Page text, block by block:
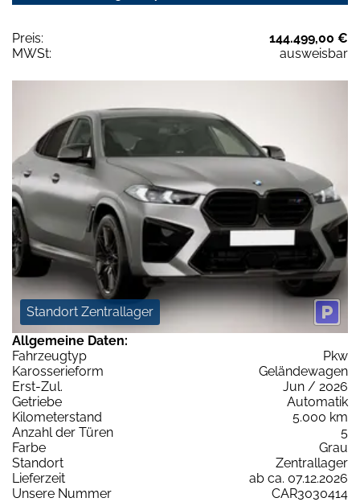
Preis:
144.499,00 €
MWSt:
ausweisbar
Standort Zentrallager
Allgemeine Daten:
Fahrzeugtyp
Pkw
Karosserieform
Geländewagen
Erst-Zul.
Jun / 2026
Getriebe
Automatik
Kilometerstand
5.000 km
Anzahl der Türen
5
Farbe
Grau
Standort
Zentrallager
Lieferzeit
ab ca. 07.12.2026
Unsere Nummer
CAR3030414